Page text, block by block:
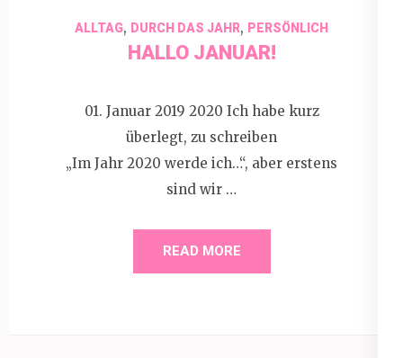
ALLTAG, DURCH DAS JAHR, PERSÖNLICH
HALLO JANUAR!
01. Januar 2019 2020 Ich habe kurz
überlegt, zu schreiben
„Im Jahr 2020 werde ich…“, aber erstens
sind wir …
READ MORE